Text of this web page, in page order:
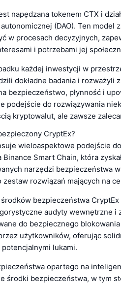
napędzana tokenem CTX i
(DAO). Ten model
w procesach decyzyjnych,
i potrzebami jej
każdej inwestycji w
dokładne badania i rozważyli
bezpieczeństwo, płynność i
podejście do rozwiązywania
kryptowalut, ale zawsze
CryptEx?
wieloaspektowe podejście
Binance Smart Chain, która
narzędzi bezpieczeństwa
zestaw rozwiązań mających na
bezpieczeństwa
audyty wewnętrzne
do bezpiecznego
użytkowników, oferując
lukami.
opartego na
środki bezpieczeństwa, w tym